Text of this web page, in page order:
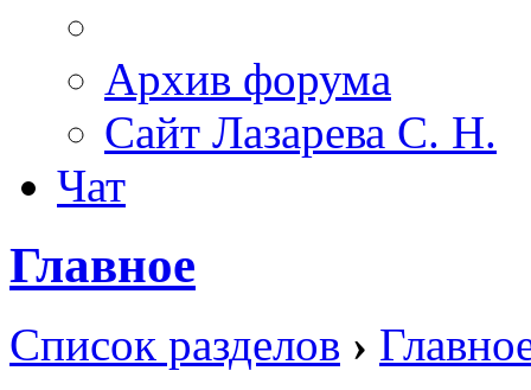
Архив форума
Сайт Лазарева С. Н.
Чат
Главное
Список разделов ›